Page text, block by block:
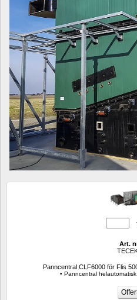
Art.
Panncentral CLF6000 för Flis
• Panncentral